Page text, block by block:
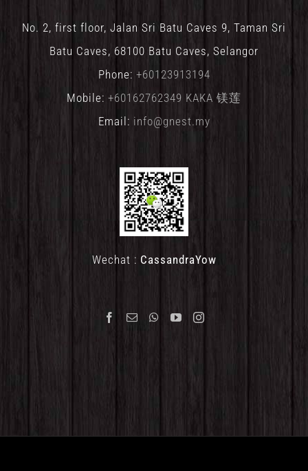
No. 2, first floor, Jalan Sri Batu Caves 9, Taman Sri
Batu Caves, 68100 Batu Caves, Selangor
Phone: +60123913194
Mobile: +60162762349 KAKA 镁莲
Email: info@gnest.my
Wechat : CassandraYow